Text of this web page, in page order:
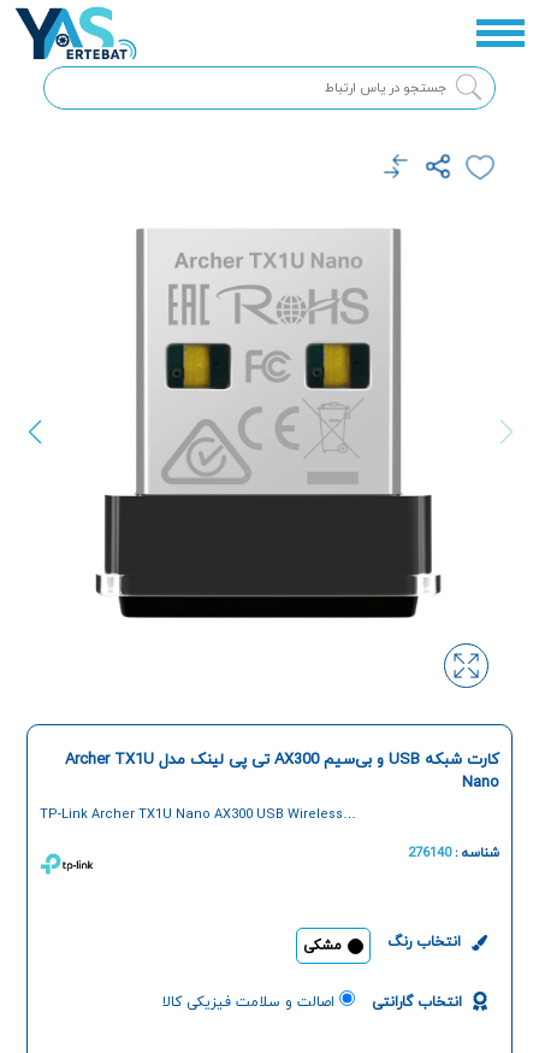
کارت شبکه USB و بی‌سیم AX300 تی پی لینک مدل Archer TX1U
Nano
TP-Link Archer TX1U Nano AX300 USB Wireless
شناسه :276140
انتخاب رنگ مشکی
انتخاب گارانتی اصالت و سلامت فیزیکی کالا